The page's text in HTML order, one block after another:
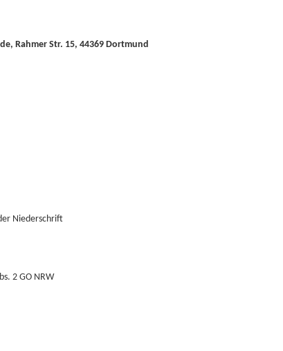
Rahmer Str. 15, 44369 Dortmund
Niederschrift
2 GO NRW